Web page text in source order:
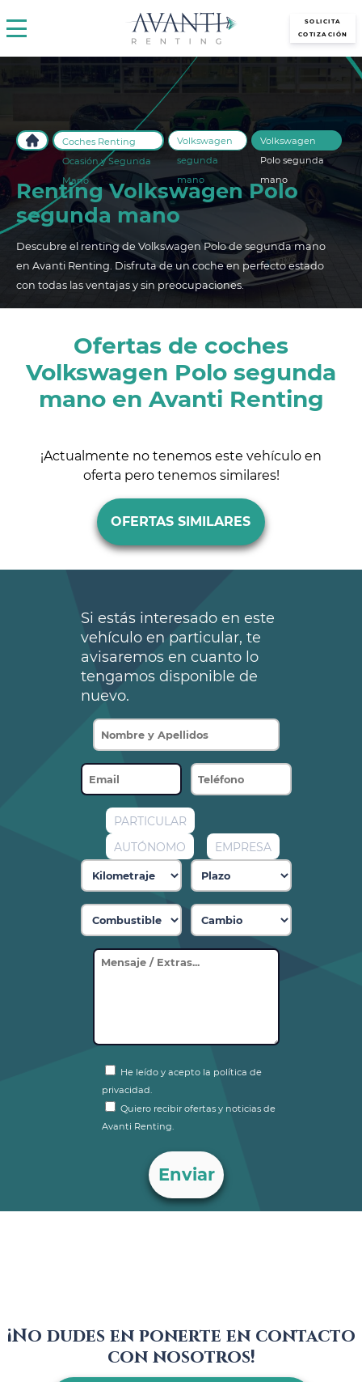
SOLICITA
COTIZACIÓN
Coches Renting
Ocasión y Segunda
Mano
Volkswagen
segunda
mano
Volkswagen
Polo segunda
mano
Renting Volkswagen Polo
segunda mano
Descubre el renting de Volkswagen Polo de segunda mano
en Avanti Renting. Disfruta de un coche en perfecto estado
con todas las ventajas y sin preocupaciones.
Ofertas de coches
Volkswagen Polo segunda
mano en Avanti Renting
¡Actualmente no tenemos este vehículo en
oferta pero tenemos similares!
OFERTAS SIMILARES
Si estás interesado en este
vehículo en particular, te
avisaremos en cuanto lo
tengamos disponible de
nuevo.
PARTICULAR
AUTÓNOMO
EMPRESA
He leído y acepto la política de
privacidad.
Quiero recibir ofertas y noticias de
Avanti Renting.
¡No dudes en ponerte en contacto
con nosotros!